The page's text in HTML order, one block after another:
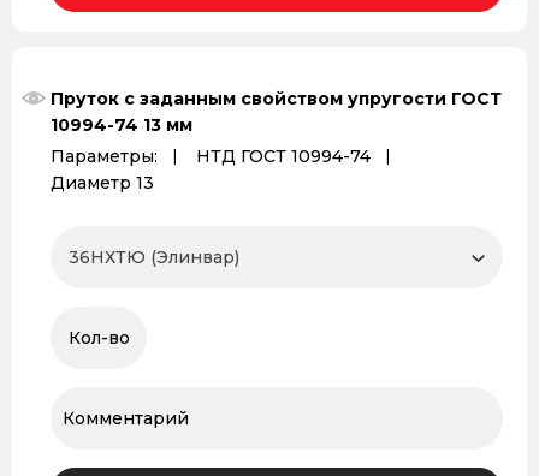
Пруток с заданным свойством упругости ГОСТ
10994-74 13 мм
Параметры:
НТД ГОСТ 10994-74
Диаметр 13